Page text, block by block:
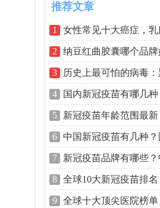
推荐文章
1 女性常见十大癌症，
2 纳豆红曲胶囊哪个品牌好
3 历史上最可怕的病毒：黑
4 国内新冠疫苗有哪几种？
5 新冠疫苗年龄范围最新，3岁
6 中国新冠疫苗有几种？国
7 新冠疫苗品牌有哪些？中
8 全球10大新冠疫苗排名，中
9 全球十大顶尖医院榜单，